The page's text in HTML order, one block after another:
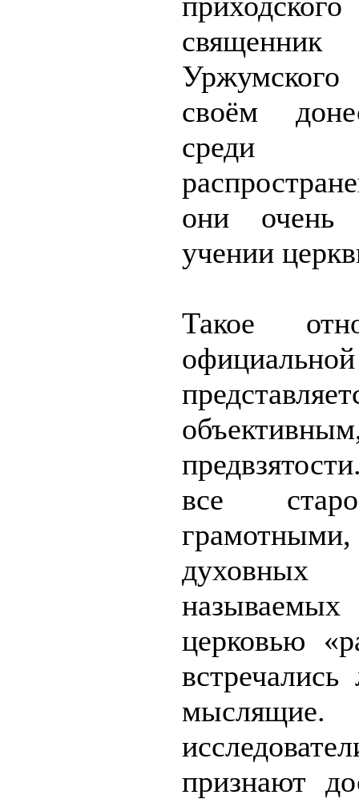
своём
среди
они
учении
Такое
все
церковью
признают